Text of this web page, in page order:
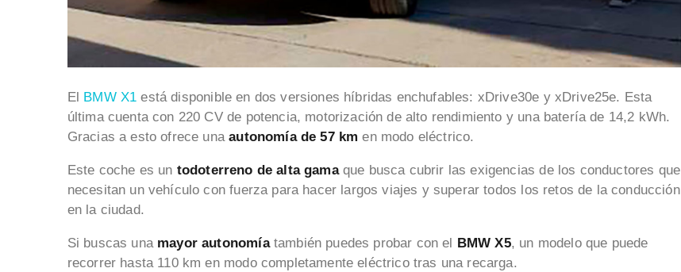
El BMW X1 está disponible en dos versiones híbridas enchufables: xDrive30e y xDrive25e. Esta
última cuenta con 220 CV de potencia, motorización de alto rendimiento y una batería de 14,2 kWh.
Gracias a esto ofrece unaautonomía de 57 km en modo eléctrico.
Este coche es un todoterreno de alta gama que busca cubrir las exigencias de los conductores que
necesitan un vehículo con fuerza para hacer largos viajes y superar todos los retos de la conducción
en la ciudad.
Si buscas unamayor autonomía también puedes probar con el BMW X5, un modelo que puede
recorrer hasta 110 km en modo completamente eléctrico tras una recarga.